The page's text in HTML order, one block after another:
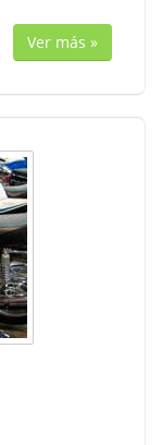
Ver más »